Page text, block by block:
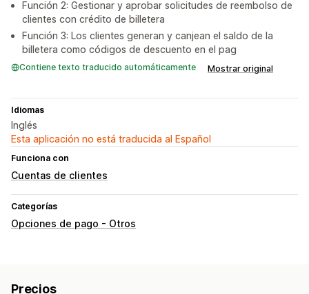
Función 2: Gestionar y aprobar solicitudes de reembolso de
clientes con crédito de billetera
Función 3: Los clientes generan y canjean el saldo de la
billetera como códigos de descuento en el pag
Contiene texto traducido automáticamente Mostrar original
Idiomas
Inglés
Esta aplicación no está traducida al Español
Funciona con
Cuentas de clientes
Categorías
Opciones de pago - Otros
Precios